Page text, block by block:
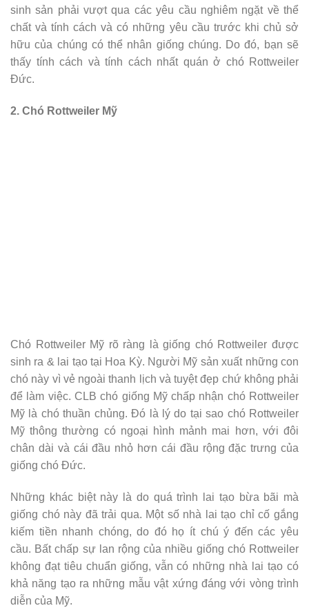
sinh sản phải vượt qua các yêu cầu nghiêm ngặt về thể
chất và tính cách và có những yêu cầu trước khi chủ sở
hữu của chúng có thể nhân giống chúng. Do đó, bạn sẽ
thấy tính cách và tính cách nhất quán ở chó Rottweiler
Đức.
2. Chó Rottweiler Mỹ
Chó Rottweiler Mỹ rõ ràng là giống chó Rottweiler được
sinh ra & lai tạo tại Hoa Kỳ. Người Mỹ sản xuất những con
chó này vì vẻ ngoài thanh lịch và tuyệt đẹp chứ không phải
để làm việc. CLB chó giống Mỹ chấp nhận chó Rottweiler
Mỹ là chó thuần chủng. Đó là lý do tại sao chó Rottweiler
Mỹ thông thường có ngoại hình mảnh mai hơn, với đôi
chân dài và cái đầu nhỏ hơn cái đầu rộng đặc trưng của
giống chó Đức.
Những khác biệt này là do quá trình lai tạo bừa bãi mà
giống chó này đã trải qua. Một số nhà lai tạo chỉ cố gắng
kiếm tiền nhanh chóng, do đó họ ít chú ý đến các yêu
cầu. Bất chấp sự lan rộng của nhiều giống chó Rottweiler
không đạt tiêu chuẩn giống, vẫn có những nhà lai tạo có
khả năng tạo ra những mẫu vật xứng đáng với vòng trình
diễn của Mỹ.